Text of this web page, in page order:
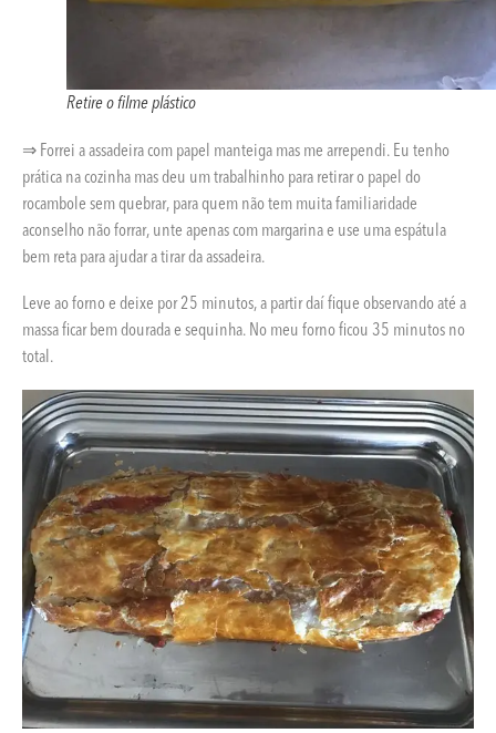
Retire o filme plástico
⇒ Forrei a assadeira com papel manteiga mas me arrependi. Eu tenho
prática na cozinha mas deu um trabalhinho para retirar o papel do
rocambole sem quebrar, para quem não tem muita familiaridade
aconselho não forrar, unte apenas com margarina e use uma espátula
bem reta para ajudar a tirar da assadeira.
Leve ao forno e deixe por 25 minutos, a partir daí fique observando até a
massa ficar bem dourada e sequinha. No meu forno ficou 35 minutos no
total.